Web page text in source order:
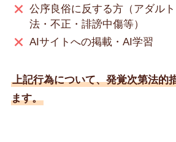
公序良俗に反する方（アダル
法・不正・誹謗中傷等）
AIサイトへの掲載・AI学習
上記行為について、発覚次第法的
ます。